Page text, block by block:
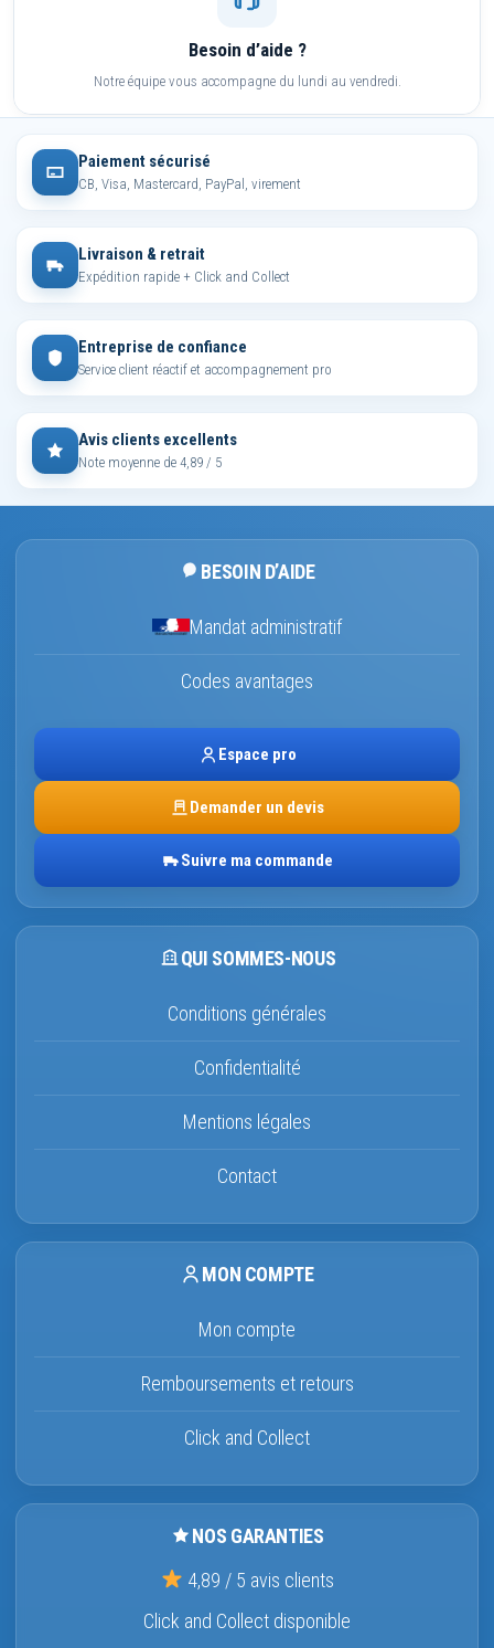
Besoin d’aide ?
Notre équipe vous accompagne du lundi au vendredi.
Paiement sécurisé
CB, Visa, Mastercard, PayPal, virement
Livraison & retrait
Expédition rapide + Click and Collect
Entreprise de confiance
Service client réactif et accompagnement pro
Avis clients excellents
Note moyenne de 4,89 / 5
BESOIN D’AIDE
Mandat administratif
Codes avantages
Espace pro
Demander un devis
Suivre ma commande
QUI SOMMES-NOUS
Conditions générales
Confidentialité
Mentions légales
Contact
MON COMPTE
Mon compte
Remboursements et retours
Click and Collect
NOS GARANTIES
4,89 / 5 avis clients
Click and Collect disponible